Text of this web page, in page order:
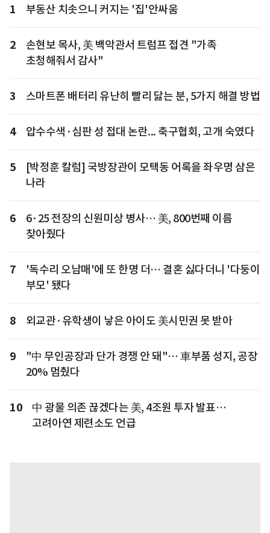
1 부동산 치솟으니 커지는 '집'안싸움
2
손현보 목사, 美 백악관서 트럼프 접견 "가족
초청해줘서 감사"
3 스마트폰 배터리 유난히 빨리 닳는 분, 5가지 해결 방법
4 압수수색·심판 성 접대 논란... 축구협회, 고개 숙였다
5
[박정훈 칼럼] 국방장관이 모택동 어록을 좌우명 삼은
나라
6
6·25 전장의 신원미상 병사… 美, 800번째 이름
찾아줬다
7
'독수리 오남매'에 또 한명 더… 결혼 싫다더니 '다둥이
부모' 됐다
8 외교관·유학생이 낳은 아이도 美시민권 못 받아
9
"中 무인공장과 단가 경쟁 안 돼"… 車부품 성지, 공장
20% 멈췄다
10
中 광물 의존 끊겠다는 美, 4조원 투자 발표…
고려아연 제련소도 언급